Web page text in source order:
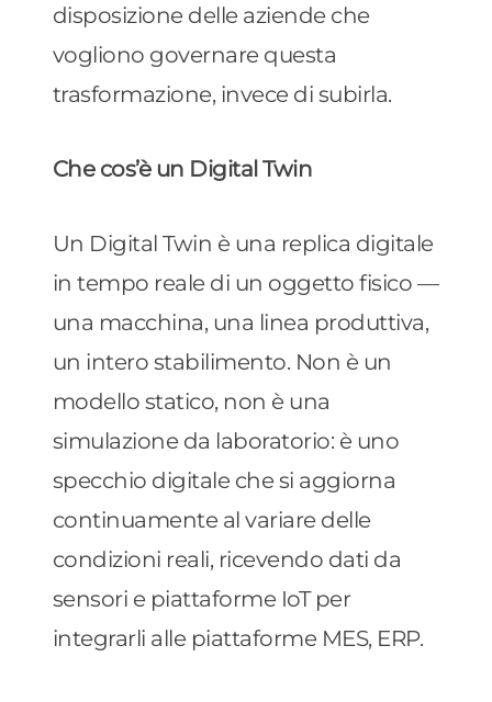
disposizione delle aziende che
vogliono governare questa
trasformazione, invece di subirla.
Che cos’è un Digital Twin
Un Digital Twin è una replica digitale
in tempo reale di un oggetto fisico —
una macchina, una linea produttiva,
un intero stabilimento. Non è un
modello statico, non è una
simulazione da laboratorio: è uno
specchio digitale che si aggiorna
continuamente al variare delle
condizioni reali, ricevendo dati da
sensori e piattaforme IoT per
integrarli alle piattaforme MES, ERP.